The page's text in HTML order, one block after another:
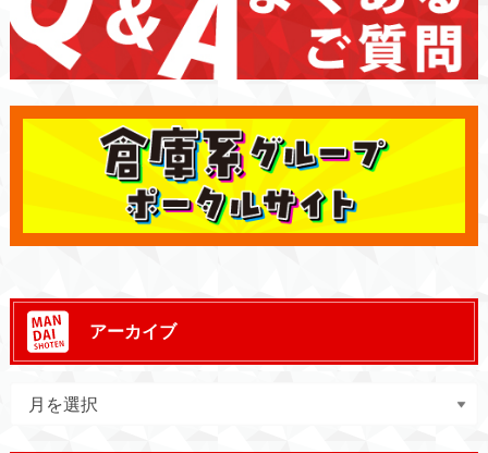
アーカイブ